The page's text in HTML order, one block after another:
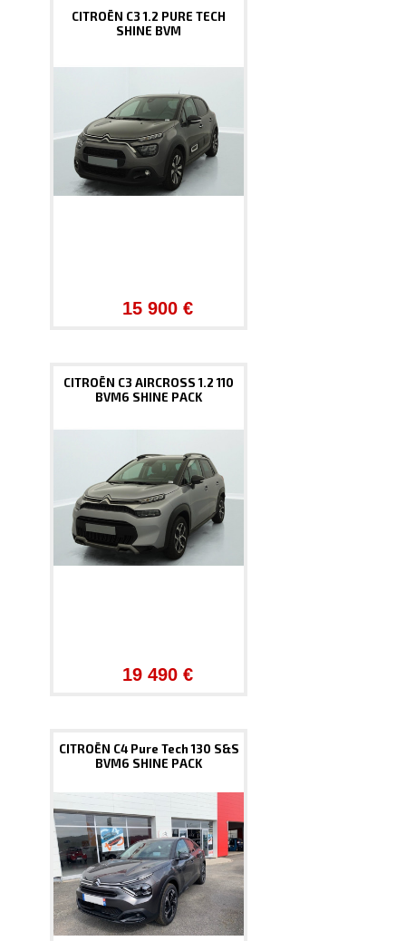
CITROËN C3 1.2 PURE TECH
SHINE BVM
15 900 €
CITROËN C3 AIRCROSS 1.2 110
BVM6 SHINE PACK
19 490 €
CITROËN C4 Pure Tech 130 S&S
BVM6 SHINE PACK